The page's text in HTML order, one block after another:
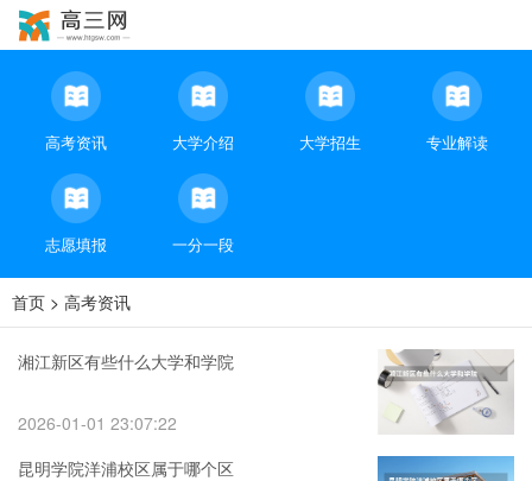
高考资讯 大学介绍 大学招生 专业解读
志愿填报 一分一段
首页 > 高考资讯
湘江新区有些什么大学和学院
2026-01-01 23:07:22
昆明学院洋浦校区属于哪个区